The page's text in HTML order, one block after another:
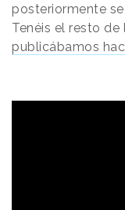
posteriormente
Tenéis el resto de
publicábamos